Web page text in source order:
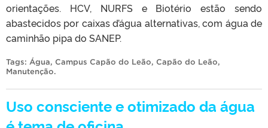
orientações. HCV, NURFS e Biotério estão sendo
abastecidos por caixas d’água alternativas, com água de
caminhão pipa do SANEP.
Tags: Água, Campus Capão do Leão, Capão do Leão,
Manutenção.
Uso consciente e otimizado da água